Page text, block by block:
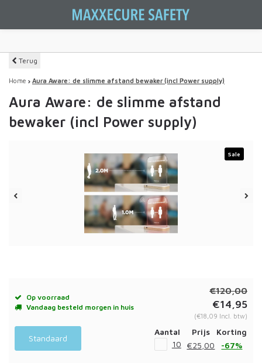
Terug
Home Aura Aware: de slimme afstand bewaker (incl Power supply)
Aura Aware: de slimme afstand
bewaker (incl Power supply)
Sale
Op voorraad
Vandaag besteld morgen in huis
€120,00
€14,95
(€18,09 Incl. btw)
Standaard
Aantal Prijs
Korting
10
€25,00 -67%